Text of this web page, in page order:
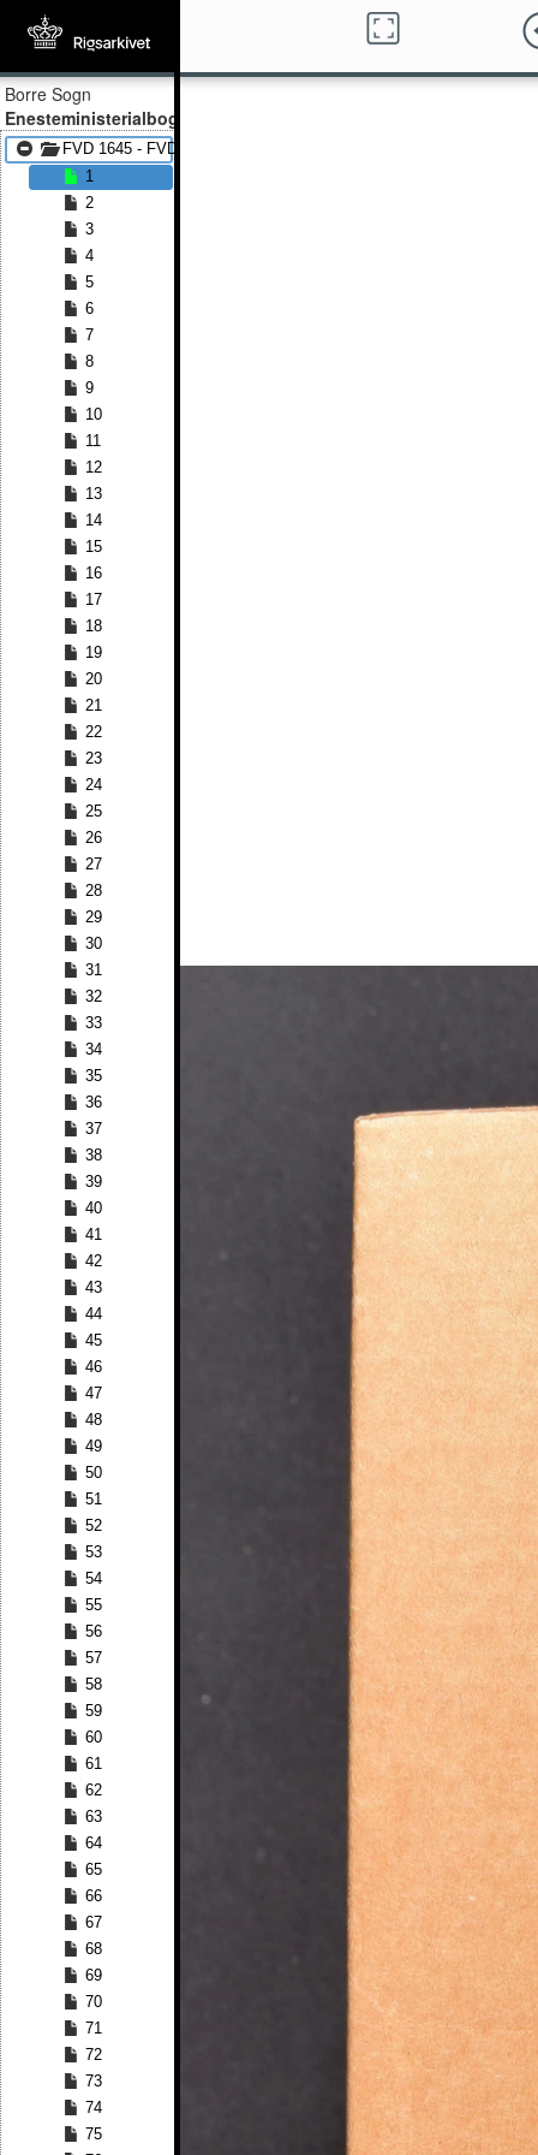
Borre Sogn
Enesteministerialbog
FVD 1645 - FVD 1764
1
2
3
4
5
6
7
8
9
10
11
12
13
14
15
16
17
18
19
20
21
22
23
24
25
26
27
28
29
30
31
32
33
34
35
36
37
38
39
40
41
42
43
44
45
46
47
48
49
50
51
52
53
54
55
56
57
58
59
60
61
62
63
64
65
66
67
68
69
70
71
72
73
74
75